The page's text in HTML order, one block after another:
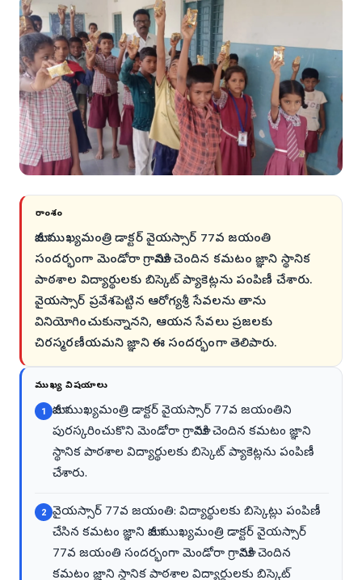
సారాంశం
మాజీ ముఖ్యమంత్రి డాక్టర్ వైయస్సార్ 77వ జయంతి
సందర్భంగా మెండోరా గ్రామానికి చెందిన కమటం జ్ఞాని స్థానిక
పాఠశాల విద్యార్థులకు బిస్కెట్ ప్యాకెట్లను పంపిణీ చేశారు.
వైయస్సార్ ప్రవేశపెట్టిన ఆరోగ్యశ్రీ సేవలను తాను
వినియోగించుకున్నానని, ఆయన సేవలు ప్రజలకు
చిరస్మరణీయమని జ్ఞాని ఈ సందర్భంగా తెలిపారు.
ముఖ్య విషయాలు
1
మాజీ ముఖ్యమంత్రి డాక్టర్ వైయస్సార్ 77వ జయంతిని
పురస్కరించుకొని మెండోరా గ్రామానికి చెందిన కమటం జ్ఞాని
స్థానిక పాఠశాల విద్యార్థులకు బిస్కెట్ ప్యాకెట్లను పంపిణీ
చేశారు.
2
వైయస్సార్ 77వ జయంతి: విద్యార్థులకు బిస్కెట్లు పంపిణీ
చేసిన కమటం జ్ఞాని మాజీ ముఖ్యమంత్రి డాక్టర్ వైయస్సార్
77వ జయంతి సందర్భంగా మెండోరా గ్రామానికి చెందిన
కమటం జ్ఞాని స్థానిక పాఠశాల విద్యార్థులకు బిస్కెట్